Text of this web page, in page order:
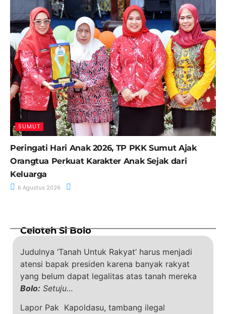
SUMUT
Peringati Hari Anak 2026, TP PKK Sumut Ajak
Orangtua Perkuat Karakter Anak Sejak dari
Keluarga
6 Agustus 2026
Celoteh Si Bolo
Judulnya ‘Tanah Untuk Rakyat’ harus menjadi
atensi bapak presiden karena banyak rakyat
yang belum dapat legalitas atas tanah mereka
Bolo: Setuju…
Lapor Pak Kapoldasu, tambang ilegal